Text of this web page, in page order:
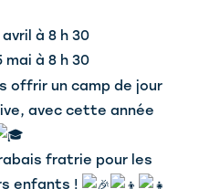
à 8 h 30
à 8 h 30
offrir un camp de jour
avec cette année
fratrie pour les
enfants !